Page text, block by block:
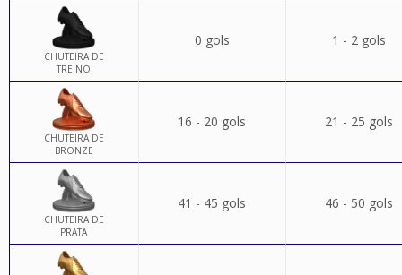
CHUTEIRA DE
TREINO
0 gols 1 - 2 gols
CHUTEIRA DE
BRONZE
16 - 20 gols 21 - 25 gols
CHUTEIRA DE
PRATA
41 - 45 gols 46 - 50 gols